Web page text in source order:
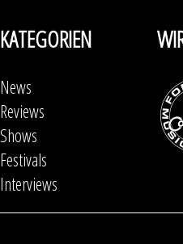
KATEGORIEN
News
Reviews
Shows
Festivals
Interviews